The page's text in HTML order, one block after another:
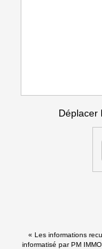
Déplacer
« Les informations
informatisé par PM